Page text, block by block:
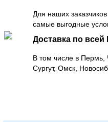
Для наших
самые выгодные
Доставка по всей
В том числе в Пермь,
Сургут, Омск,